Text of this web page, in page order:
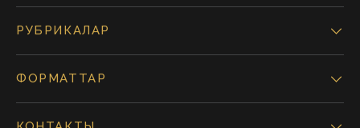
РУБРИКАЛАР
ФОРМАТТАР